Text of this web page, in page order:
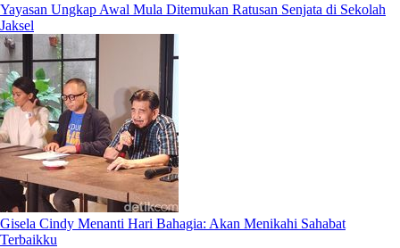
Yayasan Ungkap Awal Mula Ditemukan Ratusan Senjata di Sekolah
Jaksel
Gisela Cindy Menanti Hari Bahagia: Akan Menikahi Sahabat
Terbaikku